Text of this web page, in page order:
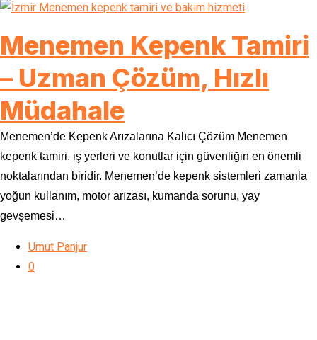
Menemen Kepenk Tamiri
– Uzman Çözüm, Hızlı
Müdahale
Menemen’de Kepenk Arızalarına Kalıcı Çözüm Menemen
kepenk tamiri, iş yerleri ve konutlar için güvenliğin en önemli
noktalarından biridir. Menemen’de kepenk sistemleri zamanla
yoğun kullanım, motor arızası, kumanda sorunu, yay
gevşemesi…
Umut Panjur
0